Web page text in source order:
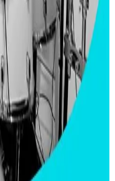
팔로워의 관심을 처